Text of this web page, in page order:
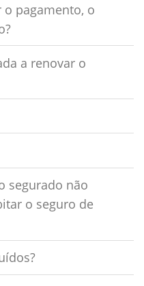
o pagamento, o
a renovar o
segurado não
o seguro de